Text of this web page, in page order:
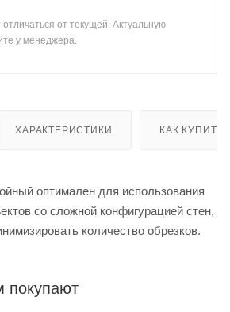
от текущей. Актуальную
у менеджера.
ХАРАКТЕРИСТИКИ КАК КУПИТЬ
оптимален для использования
со сложной конфигурацией стен,
количество обрезков.
покупают